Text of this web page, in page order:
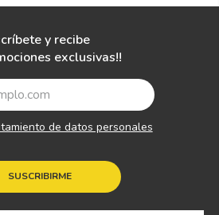
y recibe
exclusivas!!
SUSCRIBIRME
de datos personales